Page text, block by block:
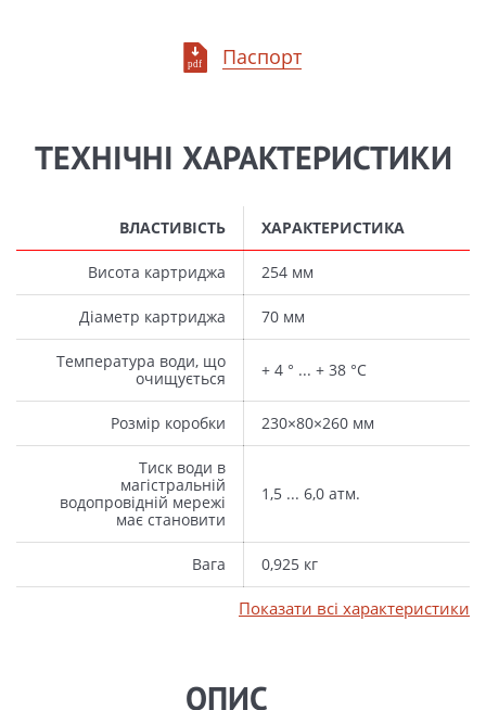
Паспорт
ТЕХНІЧНІ ХАРАКТЕРИСТИКИ
ВЛАСТИВІСТЬ ХАРАКТЕРИСТИКА
Висота картриджа 254 мм
Діаметр картриджа 70 мм
Температура води, що
очищується
+ 4 ° ... + 38 °С
Розмір коробки 230×80×260 мм
Тиск води в
магістральній
водопровідній мережі
має становити
1,5 ... 6,0 атм.
Вага 0,925 кг
Показати всі характеристики
ОПИС